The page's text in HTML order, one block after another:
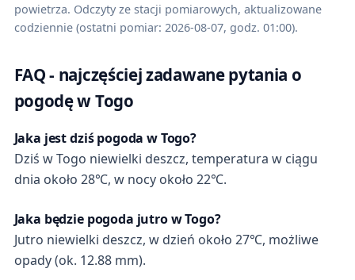
powietrza. Odczyty ze stacji pomiarowych, aktualizowane
codziennie (ostatni pomiar: 2026-08-07, godz. 01:00).
FAQ - najczęściej zadawane pytania o
pogodę w Togo
Jaka jest dziś pogoda w Togo?
Dziś w Togo niewielki deszcz, temperatura w ciągu
dnia około 28℃, w nocy około 22℃.
Jaka będzie pogoda jutro w Togo?
Jutro niewielki deszcz, w dzień około 27℃, możliwe
opady (ok. 12.88 mm).